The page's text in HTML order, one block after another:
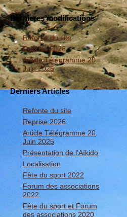
Dernieres modifications
Refonte du site
Reprise 2026
Article Télégramme 20
Juin 2025
Derniers Articles
Refonte du site
Reprise 2026
Article Télégramme 20
Juin 2025
Présentation de l'Aïkido
Localisation
Fête du sport 2022
Forum des associations
2022
Fête du sport et Forum
des associations 2020